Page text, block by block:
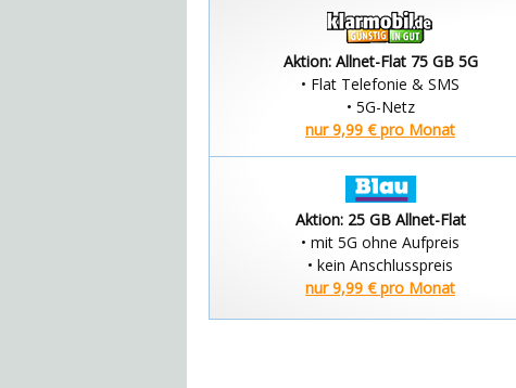
Aktion: Allnet-Flat 75 GB 5G
• Flat Telefonie & SMS
• 5G-Netz
nur 9,99 € pro Monat
Aktion: 25 GB Allnet-Flat
• mit 5G ohne Aufpreis
• kein Anschlusspreis
nur 9,99 € pro Monat